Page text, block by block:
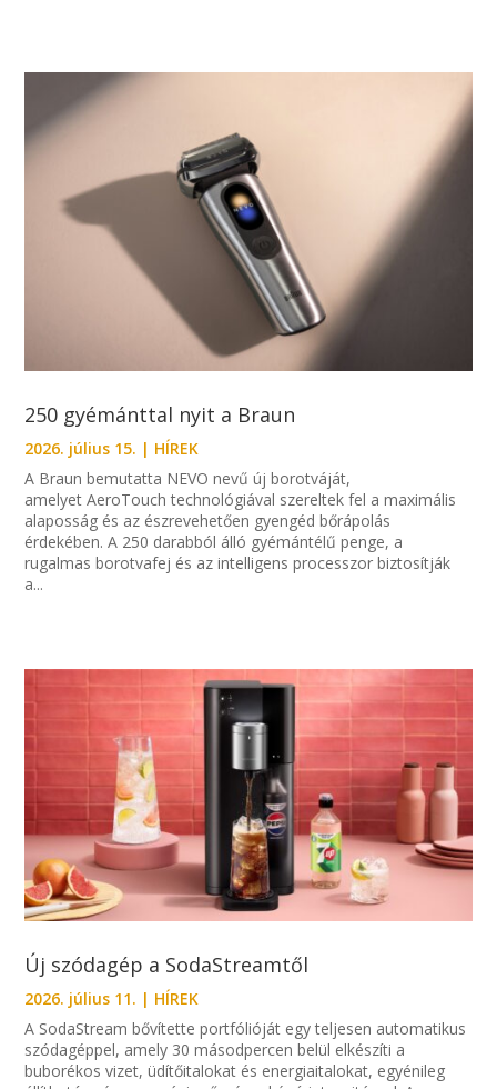
250 gyémánttal nyit a Braun
2026. július 15. | HÍREK
A Braun bemutatta NEVO nevű új borotváját,
amelyet AeroTouch technológiával szereltek fel a maximális
alaposság és az észrevehetően gyengéd bőrápolás
érdekében. A 250 darabból álló gyémántélű penge, a
rugalmas borotvafej és az intelligens processzor biztosítják
a...
Új szódagép a SodaStreamtől
2026. július 11. | HÍREK
A SodaStream bővítette portfólióját egy teljesen automatikus
szódagéppel, amely 30 másodpercen belül elkészíti a
buborékos vizet, üdítőitalokat és energiaitalokat, egyénileg